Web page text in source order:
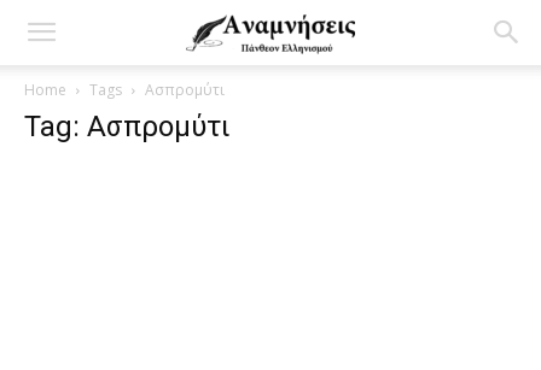
Home Tags Ασπρομύτι
Tag: Ασπρομύτι